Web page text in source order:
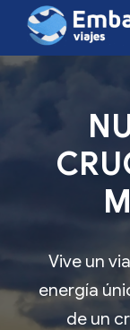
Vive un
energía
de un